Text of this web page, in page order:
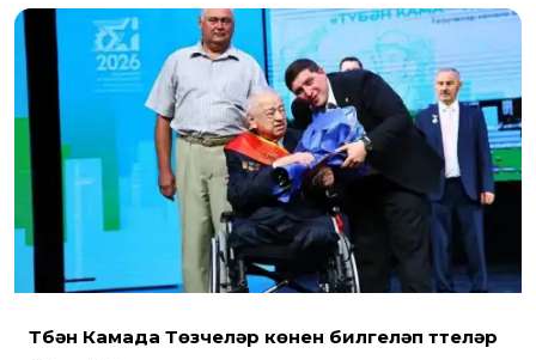
Түбән Камада Төзүчеләр көнен билгеләп үттеләр